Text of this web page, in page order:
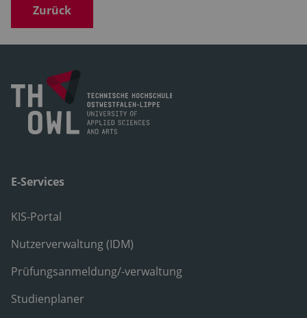
Zurück
E-Services
KIS-Portal
Nutzerverwaltung (IDM)
Prüfungsanmeldung/-verwaltung
Studienplaner